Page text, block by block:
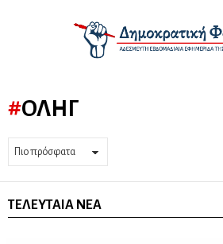
ΟΛΗΓ
ΤΕΛΕΥΤΑΊΑ ΝΈΑ